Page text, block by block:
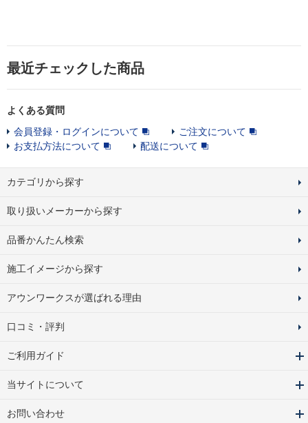
最近チェックした商品
よくある質問
会員登録・ログインについて
ご注文について
お支払方法について
配送について
カテゴリから探す
取り扱いメーカーから探す
品番かんたん検索
施工イメージから探す
アウンワークスが選ばれる理由
口コミ・評判
ご利用ガイド
当サイトについて
お問い合わせ